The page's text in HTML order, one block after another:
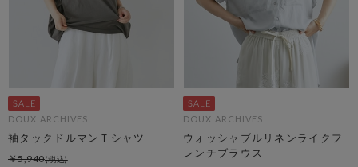
DOUX ARCHIVES
袖タックドルマンＴシャツ
￥5,940
DOUX ARCHIVES
ウォッシャブルリネンライクフ
レンチブラウス